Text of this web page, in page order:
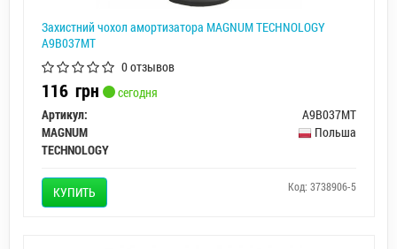
Захистний чохол амортизатора MAGNUM TECHNOLOGY
A9B037MT
0 отзывов
116 грн
сегодня
Артикул:
A9B037MT
MAGNUM
TECHNOLOGY
Польша
КУПИТЬ Код: 3738906-5